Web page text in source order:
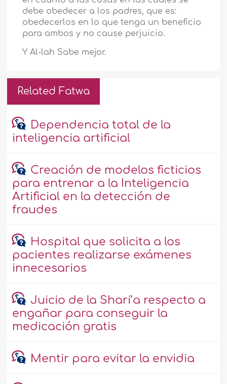
debe obedecer a los padres, que es:
obedecerlos en lo que tenga un beneficio
para ambos y no cause perjuicio.
Y Al-lah Sabe mejor.
Related Fatwa
Dependencia total de la
inteligencia artificial
Creación de modelos ficticios
para entrenar a la Inteligencia
Artificial en la detección de
fraudes
Hospital que solicita a los
pacientes realizarse exámenes
innecesarios
Juicio de la Shari’a respecto a
engañar para conseguir la
medicación gratis
Mentir para evitar la envidia